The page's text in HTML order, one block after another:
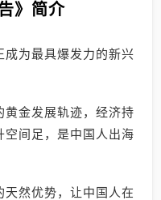
》简介
成为最具爆发力的新兴
黄金发展轨迹，经济持
空间足，是中国人出海
然优势，让中国人在